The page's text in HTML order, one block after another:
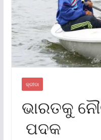
କ୍ରୀଡା
ଭାରତକୁ
ପଦକ